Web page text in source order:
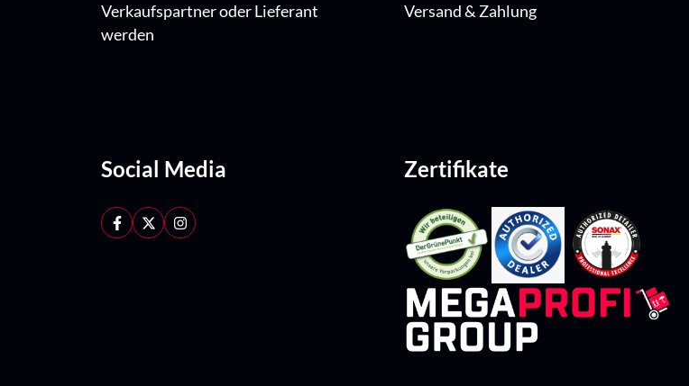
Verkaufspartner oder Lieferant
werden
Versand & Zahlung
Social Media Zertifikate